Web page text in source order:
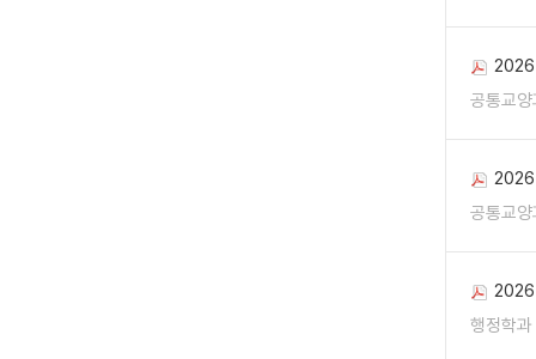
공통교
공통교
행정학과